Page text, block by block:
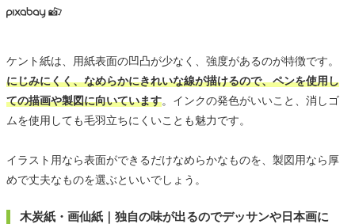
ケント紙は、用紙表面の凹凸が少なく、強度があるのが特徴です。
にじみにくく、なめらかにきれいな線が描けるので、ペンを使用し
ての描画や製図に向いています。インクの発色がいいこと、消しゴ
ムを使用しても毛羽立ちにくいことも魅力です。
イラスト用なら表面ができるだけなめらかなものを、製図用なら厚
めで丈夫なものを選ぶといいでしょう。
木炭紙・画仙紙｜独自の味が出るのでデッサンや日本画に